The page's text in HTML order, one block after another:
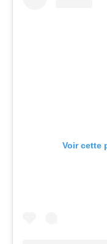
Voir cette